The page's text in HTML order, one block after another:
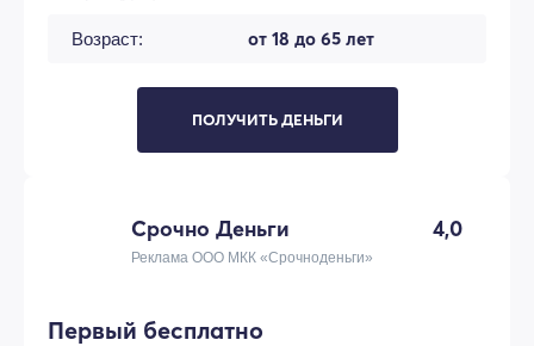
Возраст: от 18 до 65 лет
ПОЛУЧИТЬ ДЕНЬГИ
Срочно Деньги 4,0
Реклама ООО МКК «Срочноденьги»
Первый бесплатно